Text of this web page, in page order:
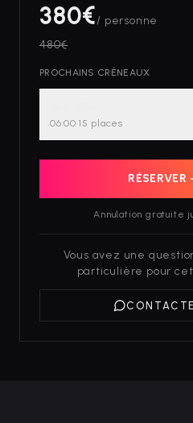
380€/ personne
480€
PROCHAINS CRÉNEAUX
06:00·15 places
Annulation gratuite
Vous avez une
particulière pour